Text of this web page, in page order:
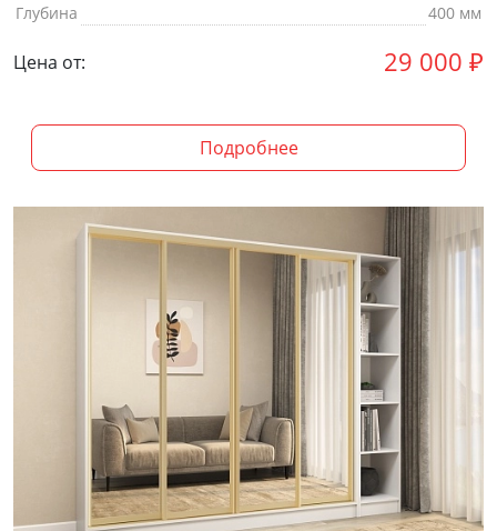
Глубина
400 мм
Цена от: 29 000 ₽
Подробнее